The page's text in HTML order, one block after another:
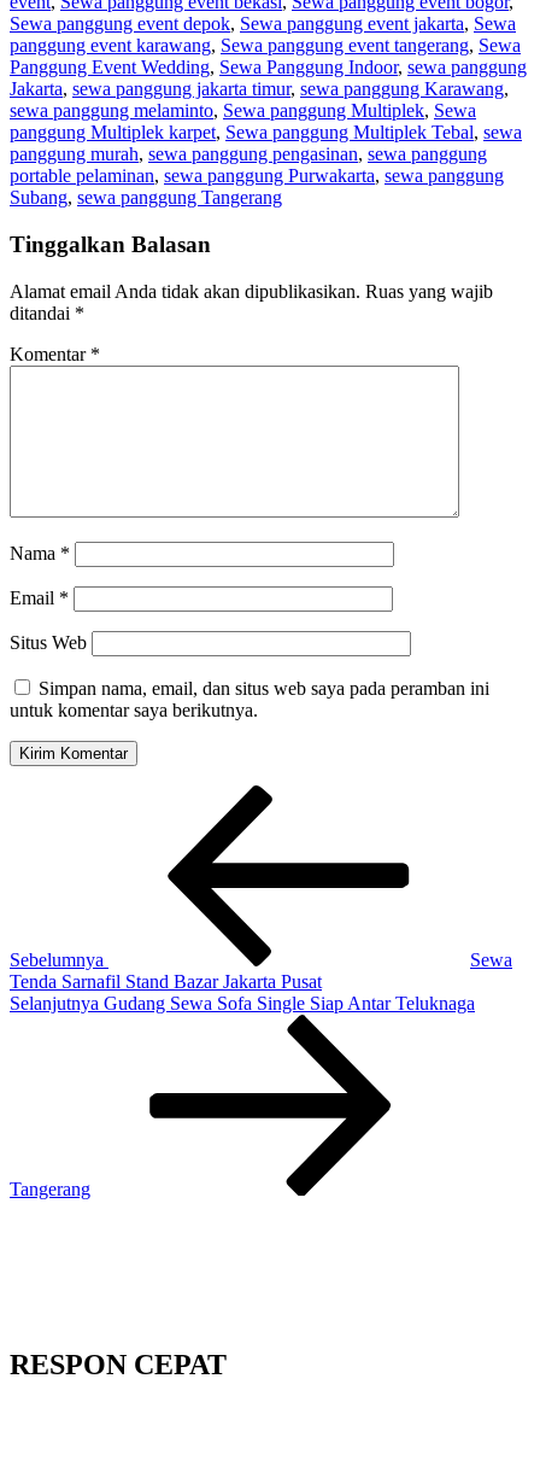
Sewa panggung event depok, Sewa panggung event jakarta, Sewa
panggung event karawang, Sewa panggung event tangerang, Sewa
Panggung Event Wedding, Sewa Panggung Indoor, sewa panggung
Jakarta, sewa panggung jakarta timur, sewa panggung Karawang,
sewa panggung melaminto, Sewa panggung Multiplek, Sewa
panggung Multiplek karpet, Sewa panggung Multiplek Tebal, sewa
panggung murah, sewa panggung pengasinan, sewa panggung
portable pelaminan, sewa panggung Purwakarta, sewa panggung
Subang, sewa panggung Tangerang
Tinggalkan Balasan
Alamat email Anda tidak akan dipublikasikan. Ruas yang wajib
ditandai *
Komentar *
Nama *
Email *
Situs Web
Simpan nama, email, dan situs web saya pada peramban ini
untuk komentar saya berikutnya.
Sebelumnya
Sewa
Tenda Sarnafil Stand Bazar Jakarta Pusat
Pos
Selanjutnya Gudang Sewa Sofa Single Siap Antar Teluknaga
Tangerang
RESPON CEPAT